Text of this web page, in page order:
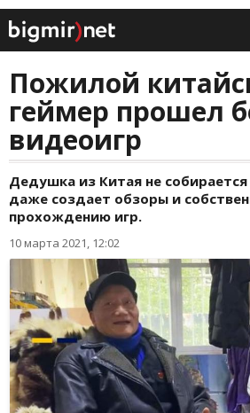
Пожилой
геймер прошел
видеоигр
Дедушка из Китая не собирается
даже создает обзоры и
прохождению игр.
10 марта 2021, 12:02